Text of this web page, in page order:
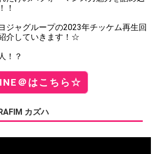
！
ジャグループの2023年チッケム再生回
介していきます！☆
！？
＠はこちら☆
カズハ